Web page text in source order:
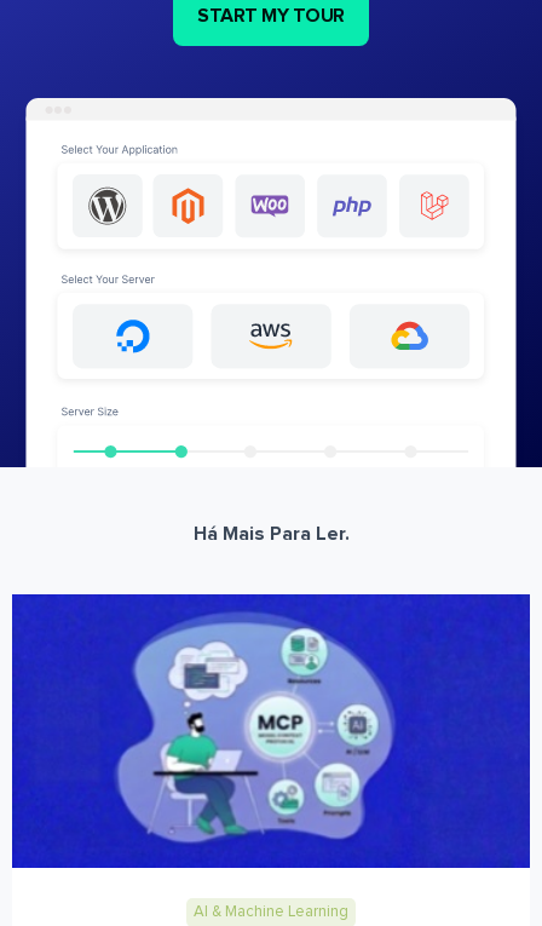
START MY TOUR
Há Mais Para Ler.
AI & Machine Learning